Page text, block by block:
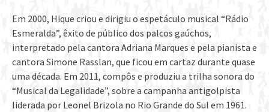
Em 2000, Hique criou e dirigiu o espetáculo musical “Rádio
Esmeralda”, êxito de público dos palcos gaúchos,
interpretado pela cantora Adriana Marques e pela pianista e
cantora Simone Rasslan, que ficou em cartaz durante quase
uma década. Em 2011, compôs e produziu a trilha sonora do
“Musical da Legalidade”, sobre a campanha antigolpista
liderada por Leonel Brizola no Rio Grande do Sul em 1961.